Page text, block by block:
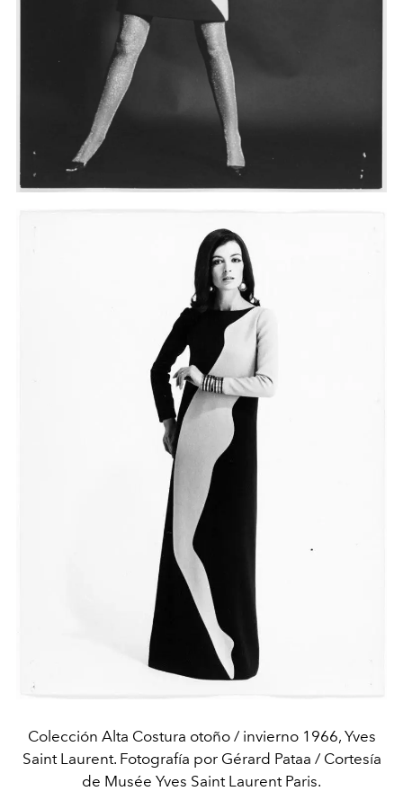
Colección Alta Costura otoño / invierno 1966, Yves
Saint Laurent. Fotografía por Gérard Pataa / Cortesía
de Musée Yves Saint Laurent Paris.